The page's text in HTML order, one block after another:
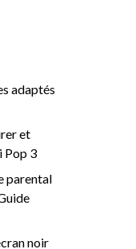
adaptés
et
Pop 3
parental
noir